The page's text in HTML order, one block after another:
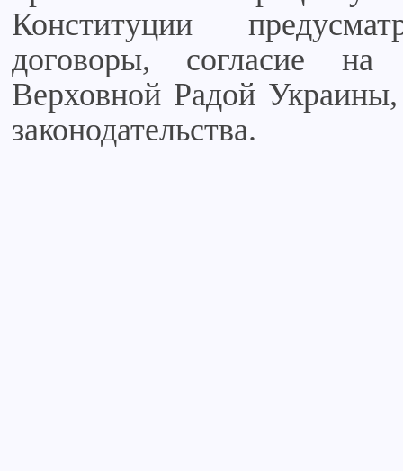
Конституции
договоры, согласие на
Верховной Радой
законодательства.